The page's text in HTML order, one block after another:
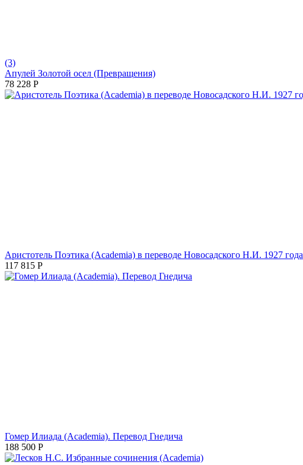
(3)
Апулей Золотой осел (Превращения)
78 228 Р
Аристотель Поэтика (Academia) в переводе Новосадского Н.И. 1927 года
117 815 Р
Гомер Илиада (Academia). Перевод Гнедича
188 500 Р